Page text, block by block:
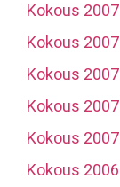
Kokous
Kokous
Kokous
Kokous
Kokous
Kokous